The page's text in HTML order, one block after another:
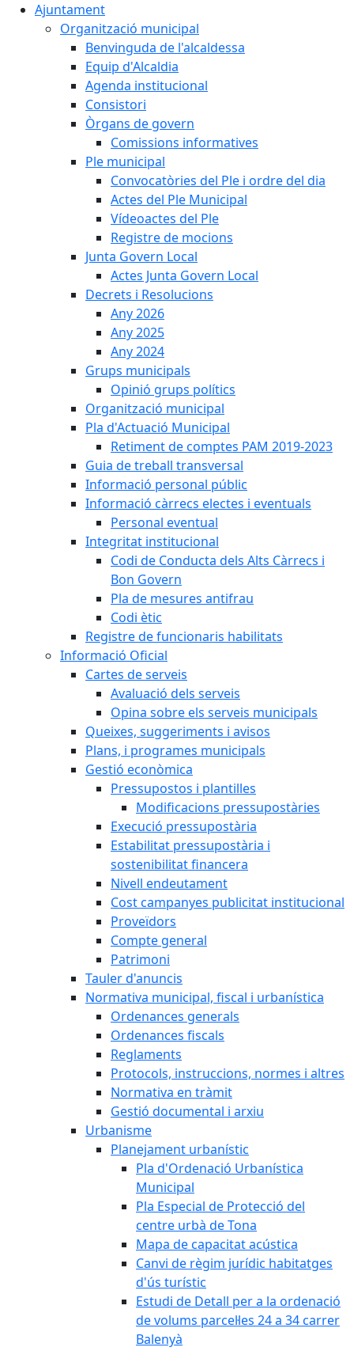
Ajuntament
Organització municipal
Benvinguda de l'alcaldessa
Equip d'Alcaldia
Agenda institucional
Consistori
Òrgans de govern
Comissions informatives
Ple municipal
Convocatòries del Ple i ordre del dia
Actes del Ple Municipal
Vídeoactes del Ple
Registre de mocions
Junta Govern Local
Actes Junta Govern Local
Decrets i Resolucions
Any 2026
Any 2025
Any 2024
Grups municipals
Opinió grups polítics
Organització municipal
Pla d'Actuació Municipal
Retiment de comptes PAM 2019-2023
Guia de treball transversal
Informació personal públic
Informació càrrecs electes i eventuals
Personal eventual
Integritat institucional
Codi de Conducta dels Alts Càrrecs i
Bon Govern
Pla de mesures antifrau
Codi ètic
Registre de funcionaris habilitats
Informació Oficial
Cartes de serveis
Avaluació dels serveis
Opina sobre els serveis municipals
Queixes, suggeriments i avisos
Plans, i programes municipals
Gestió econòmica
Pressupostos i plantilles
Modificacions pressupostàries
Execució pressupostària
Estabilitat pressupostària i
sostenibilitat financera
Nivell endeutament
Cost campanyes publicitat institucional
Proveïdors
Compte general
Patrimoni
Tauler d'anuncis
Normativa municipal, fiscal i urbanística
Ordenances generals
Ordenances fiscals
Reglaments
Protocols, instruccions, normes i altres
Normativa en tràmit
Gestió documental i arxiu
Urbanisme
Planejament urbanístic
Pla d'Ordenació Urbanística
Municipal
Pla Especial de Protecció del
centre urbà de Tona
Mapa de capacitat acústica
Canvi de règim jurídic habitatges
d'ús turístic
Estudi de Detall per a la ordenació
de volums parcel·les 24 a 34 carrer
Balenyà